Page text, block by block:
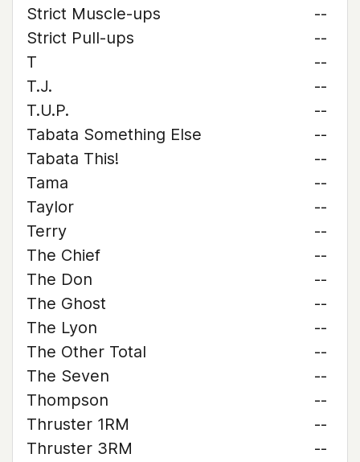
Strict Muscle-ups
--
Strict Pull-ups
--
T
--
T.J.
--
T.U.P.
--
Tabata Something Else
--
Tabata This!
--
Tama
--
Taylor
--
Terry
--
The Chief
--
The Don
--
The Ghost
--
The Lyon
--
The Other Total
--
The Seven
--
Thompson
--
Thruster 1RM
--
Thruster 3RM
--